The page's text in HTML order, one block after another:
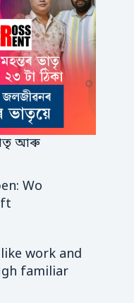
আৰু
Wo
work and
familiar